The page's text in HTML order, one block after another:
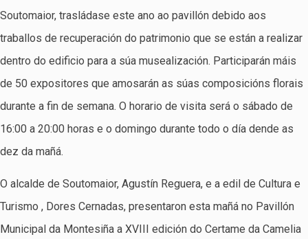
Soutomaior, trasládase este ano ao pavillón debido aos
traballos de recuperación do patrimonio que se están a realizar
dentro do edificio para a súa musealización. Participarán máis
de 50 expositores que amosarán as súas composicións florais
durante a fin de semana. O horario de visita será o sábado de
16:00 a 20:00 horas e o domingo durante todo o día dende as
dez da mañá.
O alcalde de Soutomaior, Agustín Reguera, e a edil de Cultura e
Turismo , Dores Cernadas, presentaron esta mañá no Pavillón
Municipal da Montesiña a XVIII edición do Certame da Camelia